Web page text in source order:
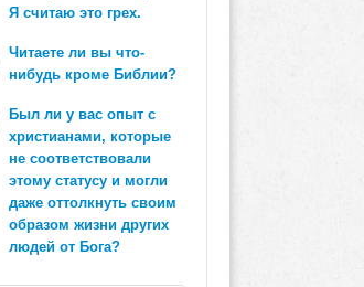
Я считаю это грех.
Читаете ли вы что-
нибудь кроме Библии?
Был ли у вас опыт с
христианами, которые
не соответствовали
этому статусу и могли
даже оттолкнуть своим
образом жизни других
людей от Бога?